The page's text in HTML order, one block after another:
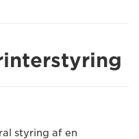
styring af en